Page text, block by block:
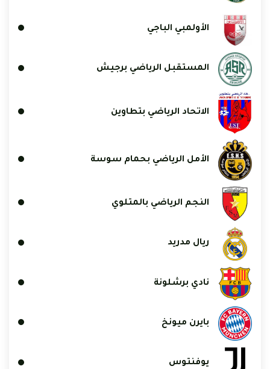
الأولمبي الباجي
المستقبل الرياضي برجيش
الاتحاد الرياضي بتطاوين
الأمل الرياضي بحمام سوسة
النجم الرياضي بالمتلوي
ريال مدريد
نادي برشلونة
بايرن ميونخ
يوفنتوس